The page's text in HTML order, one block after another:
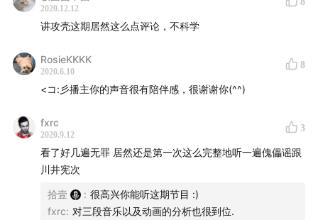
– 川井宪次是谁？
– 《谣》的三部曲乐曲解析
– 女声合唱和歌词的出彩之处
– 《谣》体现了什么样的主题
– Rodrigo Amarante – O Cometa
– Many Voices Speak – Tank Town
– King Krule – Baby Blue
– 川井憲次 – M01 謡I-Making of Cyborg
– 川井憲次 – M05 謡II-Ghost City
2020.12.12
讲攻壳这期居然这么点评论，不科学
RosieKKKK
2020.6.10
8
<コ:彡播主你的声音很有陪伴感，很谢谢你(^^)
fxrc
2020.9.12
3
看了好几遍无罪 居然还是第一次这么完整地听一遍傀儡谣跟
川井宪次
拾壹 : 很高兴你能听这期节目 :)
fxrc: 对三段音乐以及动画的分析也很到位.